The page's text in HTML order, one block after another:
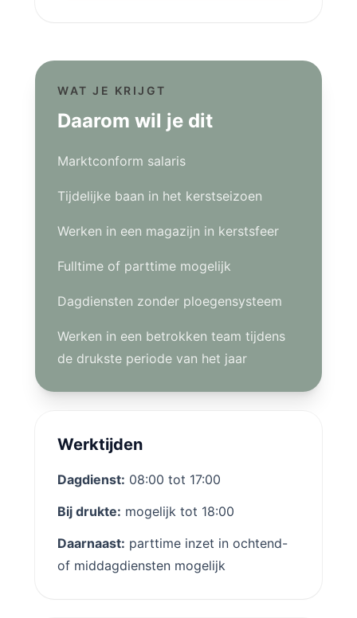
WAT JE KRIJGT
Daarom wil je dit
Marktconform salaris
Tijdelijke baan in het kerstseizoen
Werken in een magazijn in kerstsfeer
Fulltime of parttime mogelijk
Dagdiensten zonder ploegensysteem
Werken in een betrokken team tijdens
de drukste periode van het jaar
Werktijden
Dagdienst: 08:00 tot 17:00
Bij drukte: mogelijk tot 18:00
Daarnaast: parttime inzet in ochtend-
of middagdiensten mogelijk